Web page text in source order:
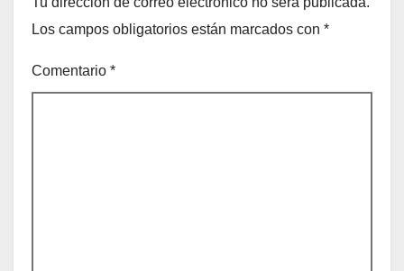
Los campos obligatorios están marcados con *
Comentario *